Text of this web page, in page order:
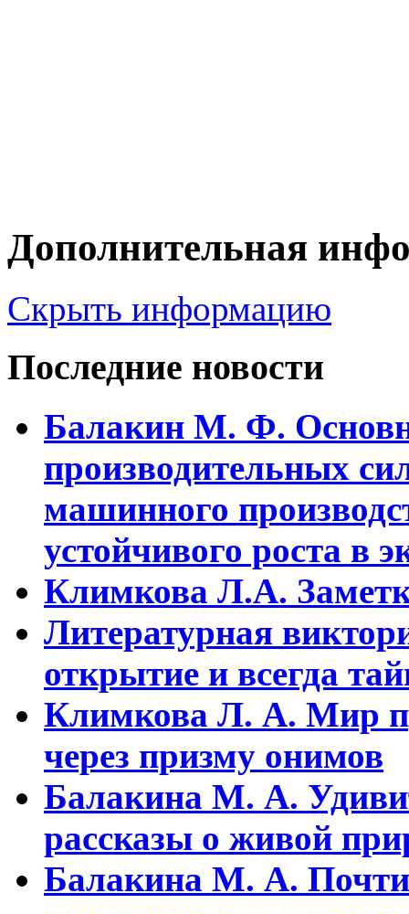
Дополнительная
Скрыть информацию
Последние новости
Балакин М. Ф.
пpоизводительных
машинного
устойчивого pоста в
Климкова Л.А.
Литературная
открытие и всегда
Климкова Л. А. Мир
через призму онимов
Балакина М. А.
рассказы о живой
Балакина М. А. Почти